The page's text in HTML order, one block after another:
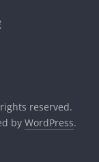
reserved.
by WordPress.